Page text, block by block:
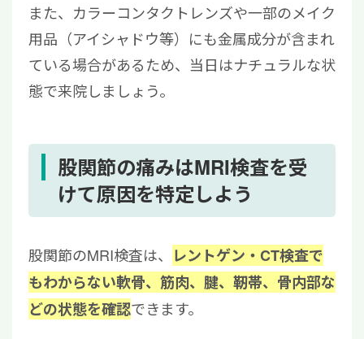
また、カラーコンタクトレンズや一部のメイク
用品（アイシャドウ等）にも金属成分が含まれ
ている場合があるため、当日はナチュラルな状
態で来院しましょう。
股関節の痛みはMRI検査を受
けて原因を特定しよう
股関節のMRI検査は、
レントゲン・CT検査で
もわからない軟骨、筋肉、腱、靭帯、骨内部な
どの状態を確認できます。